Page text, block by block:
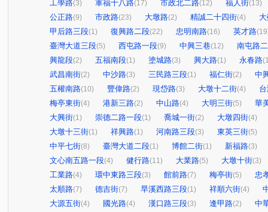
工學路(3) 軍福十八路(17) 市政北二路(12) 福人街(13)
公正路(9) 市政路(23) 大墩路(2) 精誠二十四街(4)
甲后路三段(1) 復興路二段(22) 忠明南路(16) 英才路
臺灣大道三段(5) 西屯路一段(9) 中興三巷(12)
南屯路
興龍段(2) 五福南段(1) 塗城路(3) 興大路(1) 永春路
武昌南街(2) 中沙路(3) 三民路三段(1) 福仁街(2)
中
五權南路(10) 豐偉路(2) 現岱路(3) 大墩十二街(4)
梅亭東街(4) 港新三路(2) 中山路(4) 大明三街(5)
華
大興街(1) 崇德二路一段(1) 喬城一街(2) 大墩四街(4)
大墩十三街(1) 祥興路(1) 河南路三段(3) 東英三街(5)
中平七街(8) 臺灣大道二段(1) 博館二街(1) 新福路(3)
文心南五路一段(4) 健行路(11) 大業路(5) 大墩十街(3)
工業路(4) 環中東路三段(3) 館前路(7) 梅亭街(5)
忠
太順路(7) 德吉街(7) 旱溪西路三段(1) 祥順六街(4)
大源五街(4) 國光路(4) 漢口路三段(3) 逢甲路(2)
中